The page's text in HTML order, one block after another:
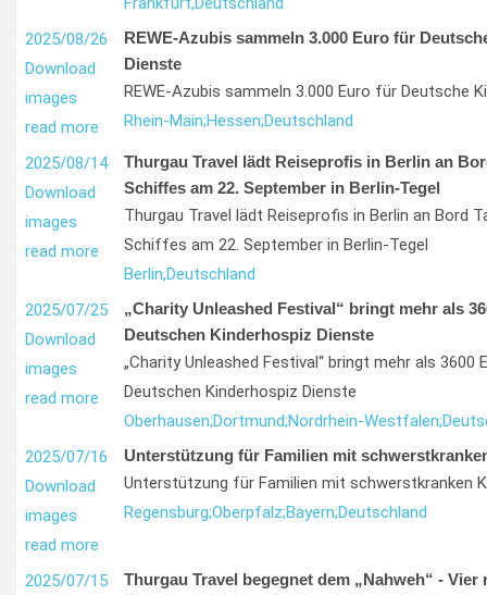
2025/08/26
Download
images
read more
REWE-Azubis sammeln 3.000 Euro für
Dienste
REWE-Azubis sammeln 3.000 Euro für Deutsche
Rhein-Main;Hessen;Deutschland
2025/08/14
Download
images
read more
Thurgau Travel lädt Reiseprofis in Berlin an
Schiffes am 22. September in Berlin-Tegel
Thurgau Travel lädt Reiseprofis in Berlin an Bord
Schiffes am 22. September in Berlin-Tegel
Berlin,Deutschland
2025/07/25
Download
images
read more
„Charity Unleashed Festival“ bringt mehr als
Deutschen Kinderhospiz Dienste
„Charity Unleashed Festival“ bringt mehr als 3600
Deutschen Kinderhospiz Dienste
Oberhausen;Dortmund;Nordrhein-Westfalen;
2025/07/16
Download
images
read more
Unterstützung für Familien mit
Unterstützung für Familien mit schwerstkranken
Regensburg;Oberpfalz;Bayern;Deutschland
2025/07/15
Thurgau Travel begegnet dem „Nahweh“ - Vier